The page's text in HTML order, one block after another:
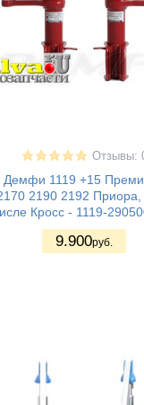
Отзывы:
Демфи 1119 +15
2190 2192
Кросс - 1119-
9.900руб.